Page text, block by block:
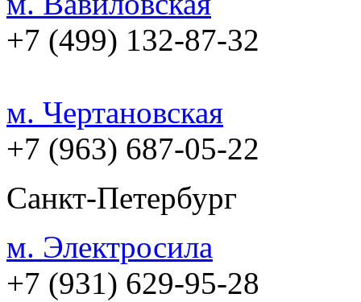
+7 (499) 132-87-32
м. Чертановская
+7 (963) 687-05-22
Санкт-Петербург
м. Электросила
+7 (931) 629-95-28